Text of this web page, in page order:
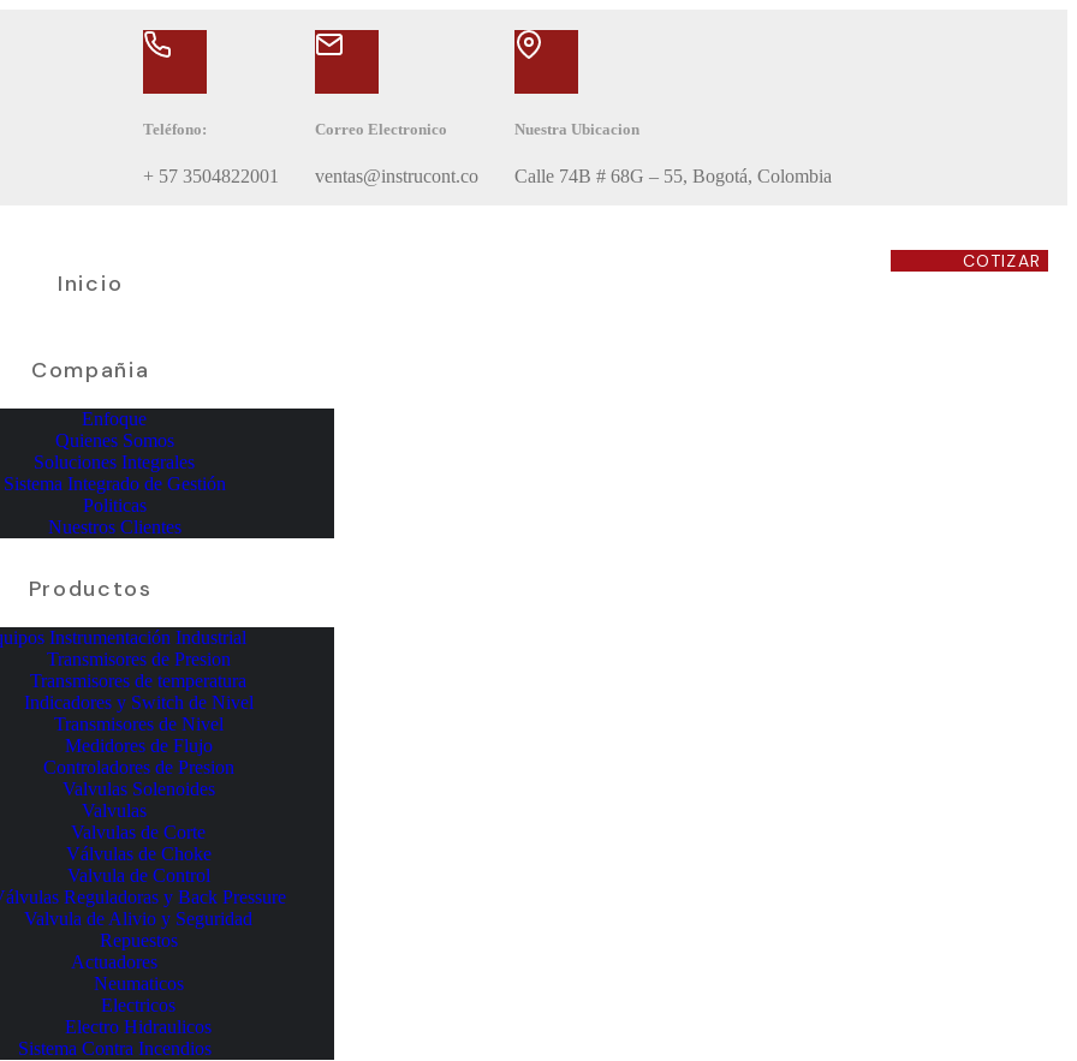
Teléfono:
+ 57 3504822001
Correo Electronico
ventas@instrucont.co
Nuestra Ubicacion
Calle 74B # 68G – 55, Bogotá, Colombia
Inicio
Compañia
Enfoque
Quienes Somos
Soluciones Integrales
Sistema Integrado de Gestión
Politicas
Nuestros Clientes
Productos
Instrumentación Industrial
Transmisores de Presion
Transmisores de temperatura
Indicadores y Switch de Nivel
Transmisores de Nivel
Medidores de Flujo
Controladores de Presion
Valvulas Solenoides
Valvulas
Valvulas de Corte
Válvulas de Choke
Valvula de Control
Reguladoras y Back Pressure
Valvula de Alivio y Seguridad
Repuestos
Actuadores
Neumaticos
Electricos
Electro Hidraulicos
Sistema Contra Incendios
COTIZAR